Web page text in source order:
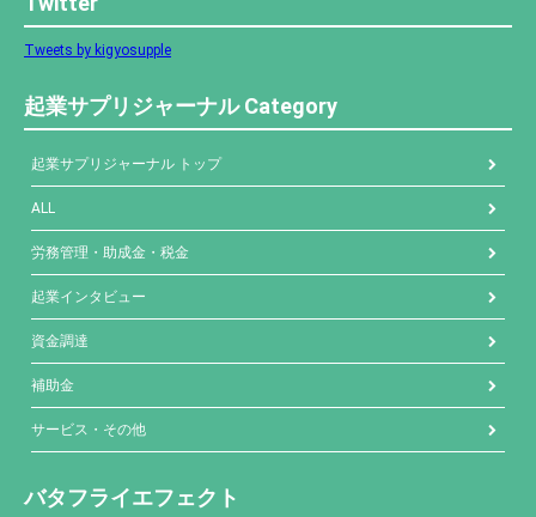
Tweets by kigyosupple
起業サプリジャーナル Category
起業サプリジャーナル トップ
ALL
労務管理・助成金・税金
起業インタビュー
資金調達
補助金
サービス・その他
バタフライエフェクト